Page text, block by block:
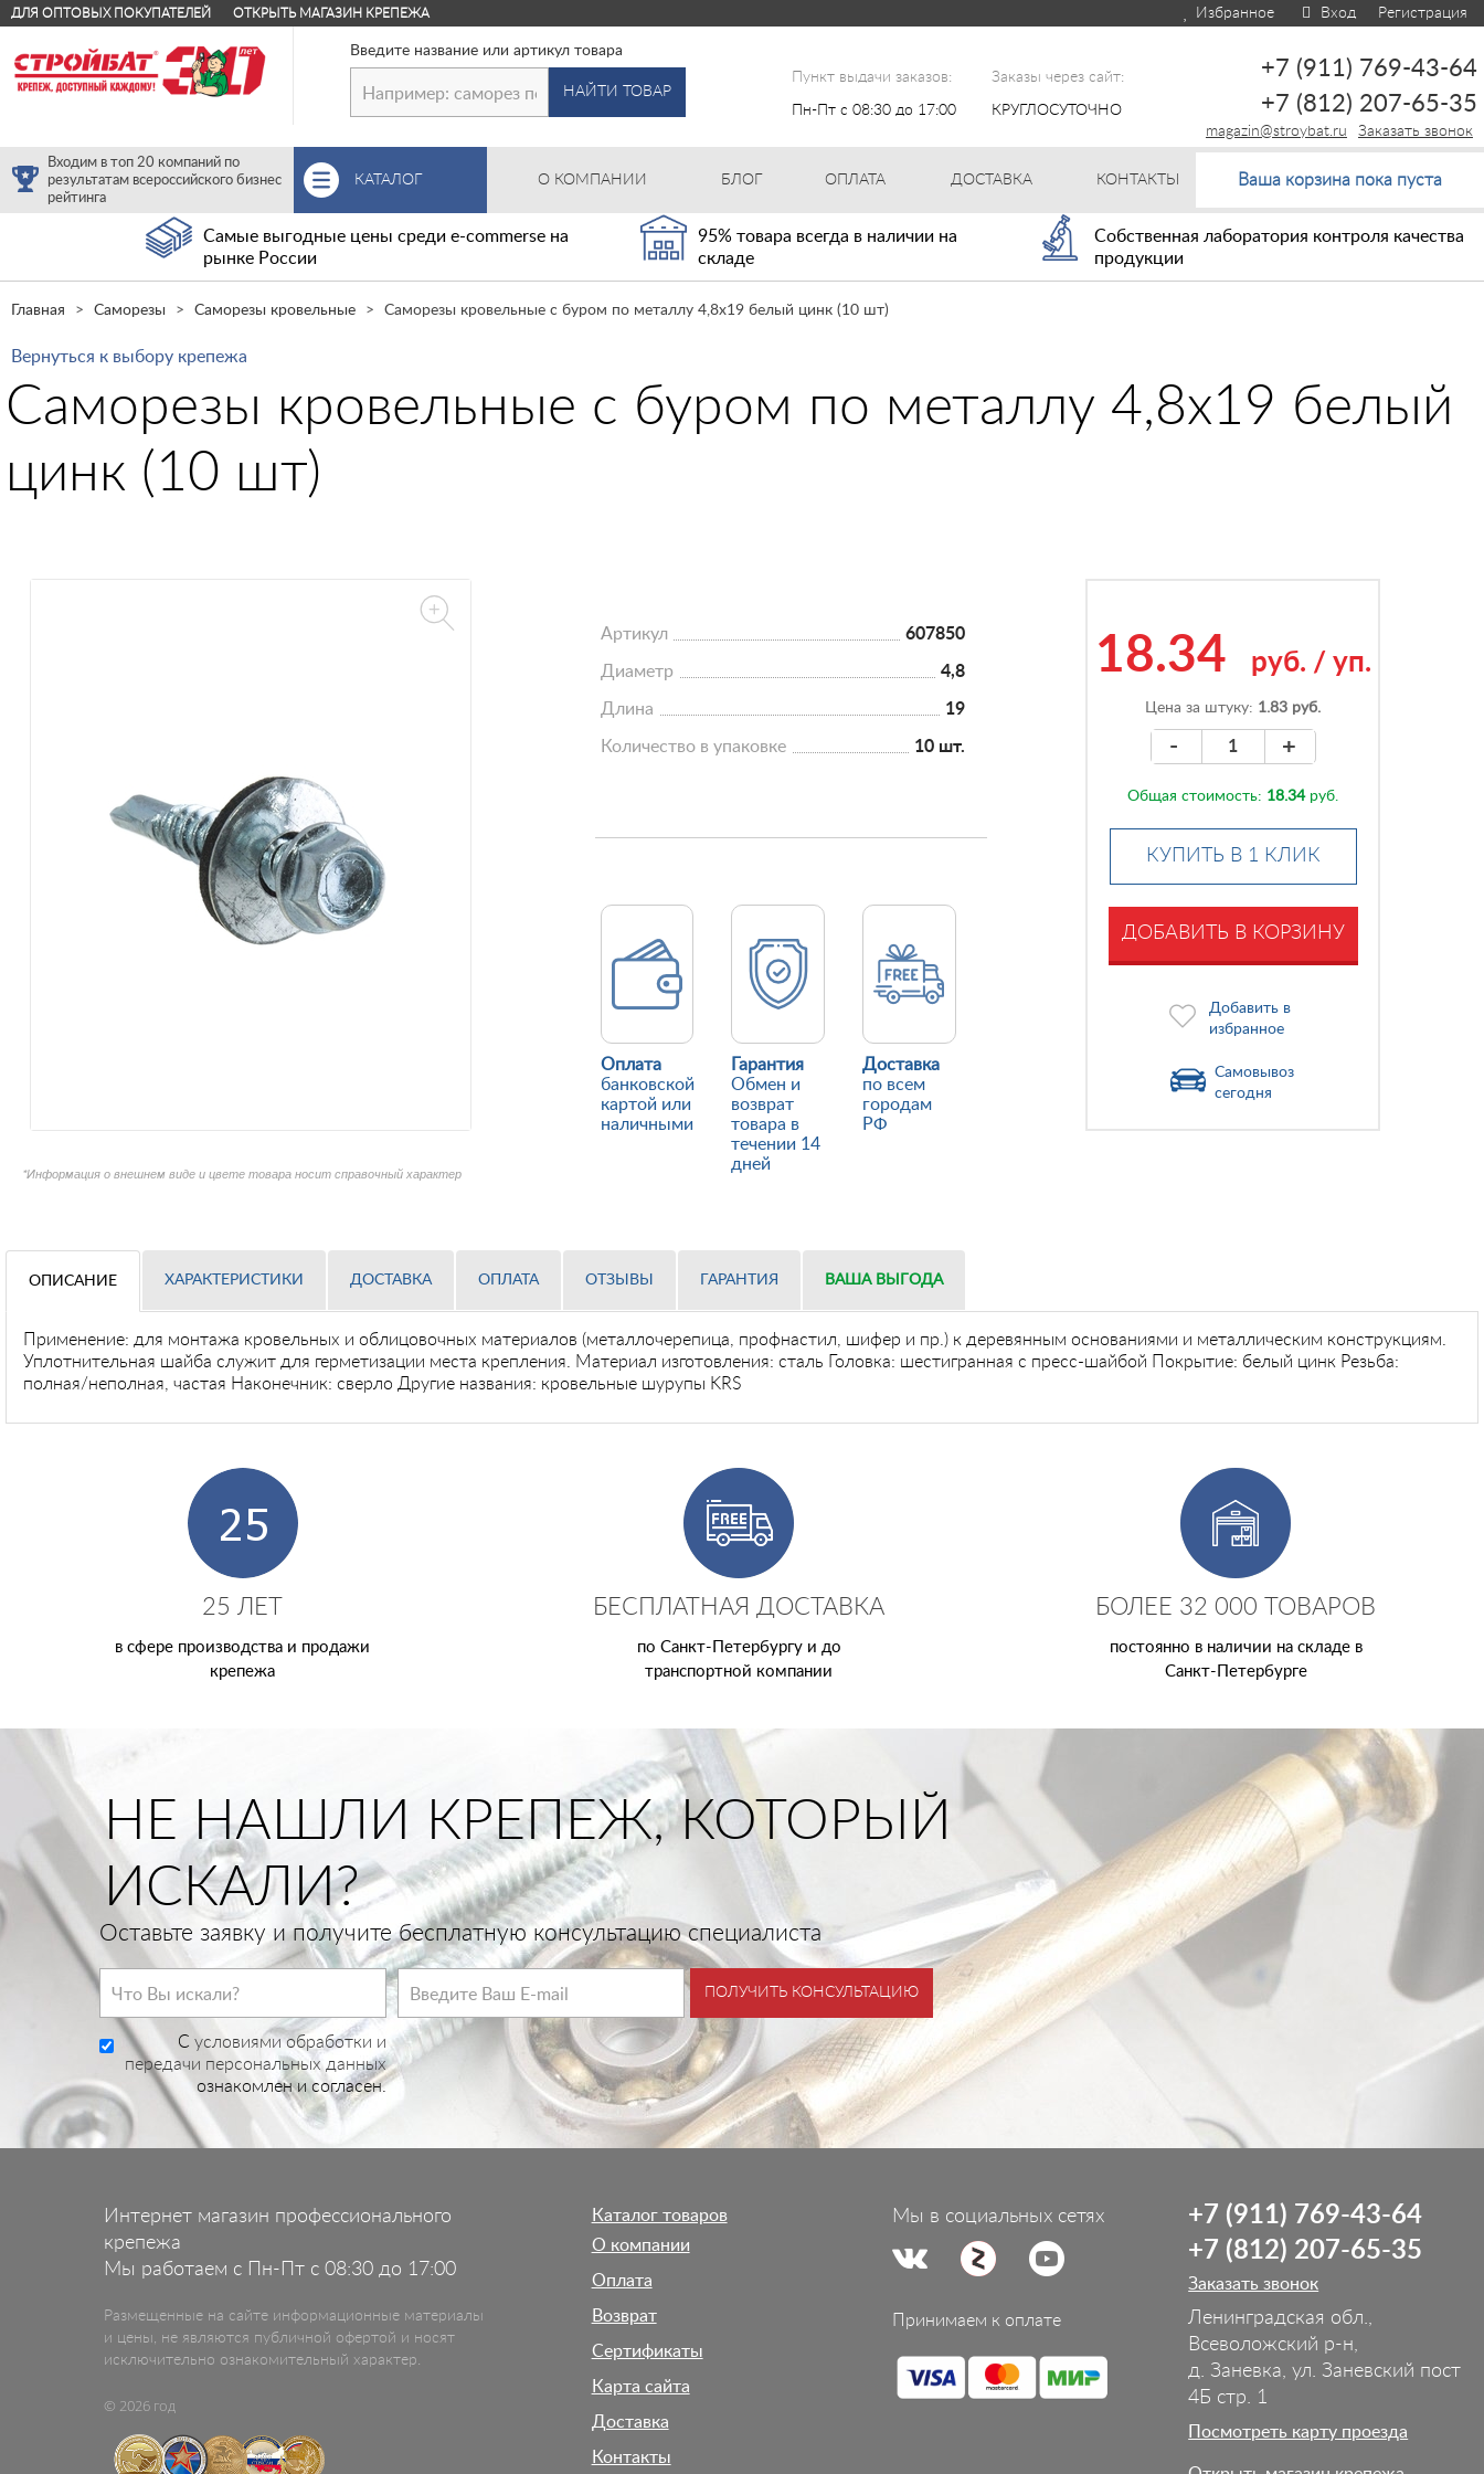
ДЛЯ ОПТОВЫХ ПОКУПАТЕЛЕЙ ОТКРЫТЬ МАГАЗИН КРЕПЕЖА Избранное Вход Регистрация
Введите название или артикул товара
НАЙТИ ТОВАР
Пункт выдачи заказов:
Пн-Пт с 08:30 до 17:00
Заказы через сайт:
КРУГЛОСУТОЧНО
+7 (911) 769-43-64
+7 (812) 207-65-35
Заказать звонок
magazin@stroybat.ru
Входим в топ 20 компаний по
результатам всероссийского бизнес
рейтинга
КАТАЛОГ О КОМПАНИИ БЛОГ ОПЛАТА ДОСТАВКА КОНТАКТЫ Ваша корзина пока пуста
Самые выгодные цены среди e-commerse на
рынке России
95% товара всегда в наличии на
складе
Собственная лаборатория контроля качества
продукции
Главная Саморезы Саморезы кровельные Саморезы кровельные с буром по металлу 4,8x19 белый цинк (10 шт)
Вернуться к выбору крепежа
Саморезы кровельные с буром по металлу 4,8x19 белый
цинк (10 шт)
*Информация о внешнем виде и цвете товара носит справочный характер
Артикул 607850
Диаметр 4,8
Длина 19
Количество в упаковке 10 шт.
Оплата
банковской
картой или
наличными
Гарантия
Обмен и
возврат
товара в
течении 14
дней
Доставка
по всем
городам
РФ
18.34 руб. / уп.
Цена за штуку: 1.83 руб.
- +
Общая стоимость: 18.34руб.
КУПИТЬ В 1 КЛИК
ДОБАВИТЬ В КОРЗИНУ
Добавить в
избранное
Самовывоз
сегодня
ОПИСАНИЕ ХАРАКТЕРИСТИКИ ДОСТАВКА ОПЛАТА ОТЗЫВЫ ГАРАНТИЯ ВАША ВЫГОДА
Применение: для монтажа кровельных и облицовочных материалов (металлочерепица, профнастил, шифер и пр.) к деревянным основаниями и металлическим конструкциям.
Уплотнительная шайба служит для герметизации места крепления. Материал изготовления: сталь Головка: шестигранная с пресс-шайбой Покрытие: белый цинк Резьба:
полная/неполная, частая Наконечник: сверло Другие названия: кровельные шурупы KRS
25 ЛЕТ
в сфере производства и продажи
крепежа
БЕСПЛАТНАЯ ДОСТАВКА
по Санкт-Петербургу и до
транспортной компании
БОЛЕЕ 32 000 ТОВАРОВ
постоянно в наличии на складе в
Санкт-Петербурге
НЕ НАШЛИ КРЕПЕЖ, КОТОРЫЙ
ИСКАЛИ?
Оставьте заявку и получите бесплатную консультацию специалиста
C условиями обработки и
передачи персональных данных
ознакомлен и согласен.
ПОЛУЧИТЬ КОНСУЛЬТАЦИЮ
Интернет магазин профессионального
крепежа
Мы работаем с Пн-Пт с 08:30 до 17:00
Размещенные на сайте информационные материалы
и цены, не являются публичной офертой и носят
исключительно ознакомительный характер.
© 2026 год
Каталог товаров
О компании
Оплата
Возврат
Сертификаты
Карта сайта
Доставка
Контакты
Мы в социальных сетях
Принимаем к оплате
+7 (911) 769-43-64
+7 (812) 207-65-35
Заказать звонок
Ленинградская обл.,
Всеволожский р-н,
д. Заневка, ул. Заневский пост
4Б стр. 1
Посмотреть карту проезда